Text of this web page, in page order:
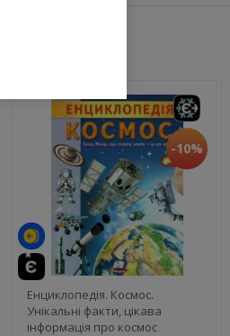
-10%
Енциклопедія. Космос.
Унікальні факти, цікава
інформація про космос